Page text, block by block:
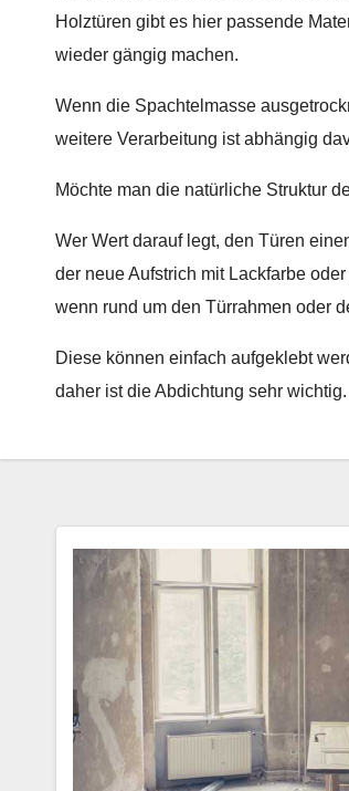
Holztüren gibt es hier passende
wieder gängig machen.
Wenn die Spachtelmasse
weitere Verarbeitung ist abhängig
Möchte man die natürliche Struktur
Wer Wert darauf legt, den Türen
der neue Aufstrich mit Lackfarbe
wenn rund um den Türrahmen oder
Diese können einfach aufgeklebt
daher ist die Abdichtung sehr wichtig.